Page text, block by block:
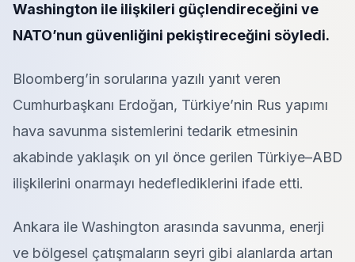
Washington ile ilişkileri güçlendireceğini ve
NATO’nun güvenliğini pekiştireceğini söyledi.
Bloomberg’in sorularına yazılı yanıt veren
Cumhurbaşkanı Erdoğan, Türkiye’nin Rus yapımı
hava savunma sistemlerini tedarik etmesinin
akabinde yaklaşık on yıl önce gerilen Türkiye–ABD
ilişkilerini onarmayı hedeflediklerini ifade etti.
Ankara ile Washington arasında savunma, enerji
ve bölgesel çatışmaların seyri gibi alanlarda artan